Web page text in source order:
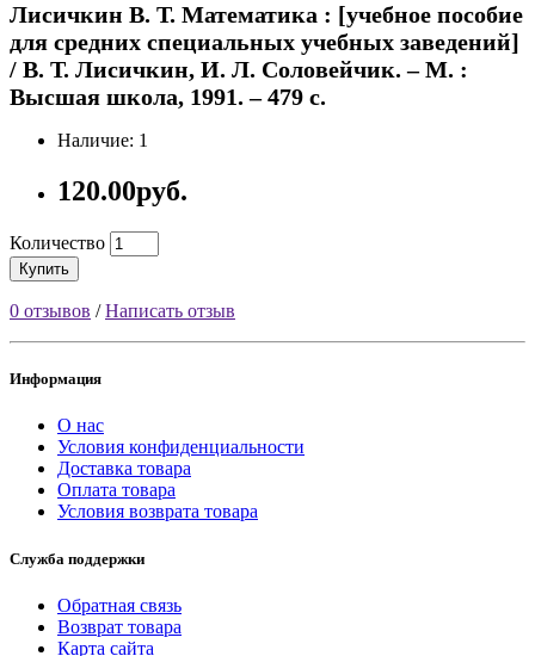
Лисичкин В. Т. Математика : [учебное пособие
для средних специальных учебных заведений]
/ В. Т. Лисичкин, И. Л. Соловейчик. – М. :
Высшая школа, 1991. – 479 с.
Наличие: 1
120.00руб.
Количество
Купить
0 отзывов /Написать отзыв
Информация
О нас
Условия конфиденциальности
Доставка товара
Оплата товара
Условия возврата товара
Служба поддержки
Обратная связь
Возврат товара
Карта сайта